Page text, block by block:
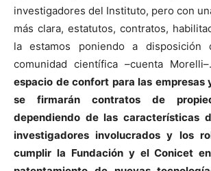
investigadores del Instituto, pero con
más clara, estatutos, contratos,
la estamos poniendo a
comunidad científica –cuenta
espacio de confort para las empresas
se firmarán contratos de
dependiendo de las características
investigadores involucrados y los
cumplir la Fundación y el Conicet